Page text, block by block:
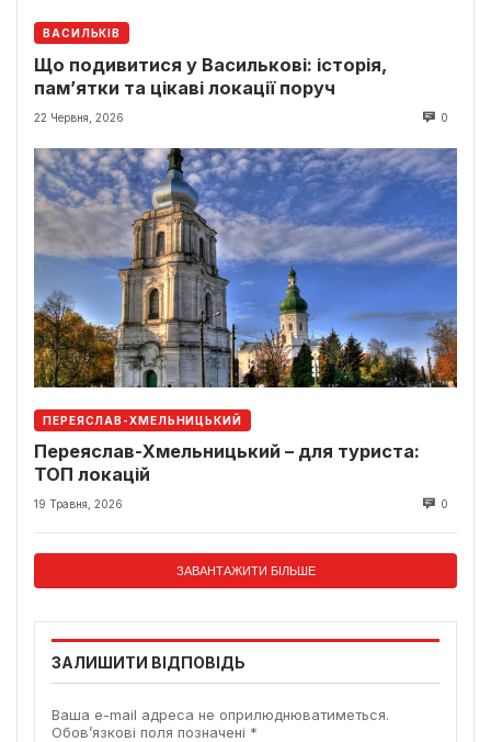
ВАСИЛЬКІВ
Що подивитися у Василькові: історія,
пам’ятки та цікаві локації поруч
22 Червня, 2026 0
ПЕРЕЯСЛАВ-ХМЕЛЬНИЦЬКИЙ
Переяслав-Хмельницький – для туриста:
ТОП локацій
19 Травня, 2026 0
ЗАВАНТАЖИТИ БІЛЬШЕ
ЗАЛИШИТИ ВІДПОВІДЬ
Ваша e-mail адреса не оприлюднюватиметься.
Обов’язкові поля позначені *